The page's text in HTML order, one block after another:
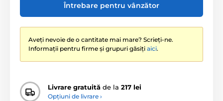
Întrebare pentru vânzător
Aveți nevoie de o cantitate mai mare? Scrieți-ne.
Informații pentru firme și grupuri găsiți aici.
Livrare gratuită de la 217 lei
Opțiuni de livrare ›